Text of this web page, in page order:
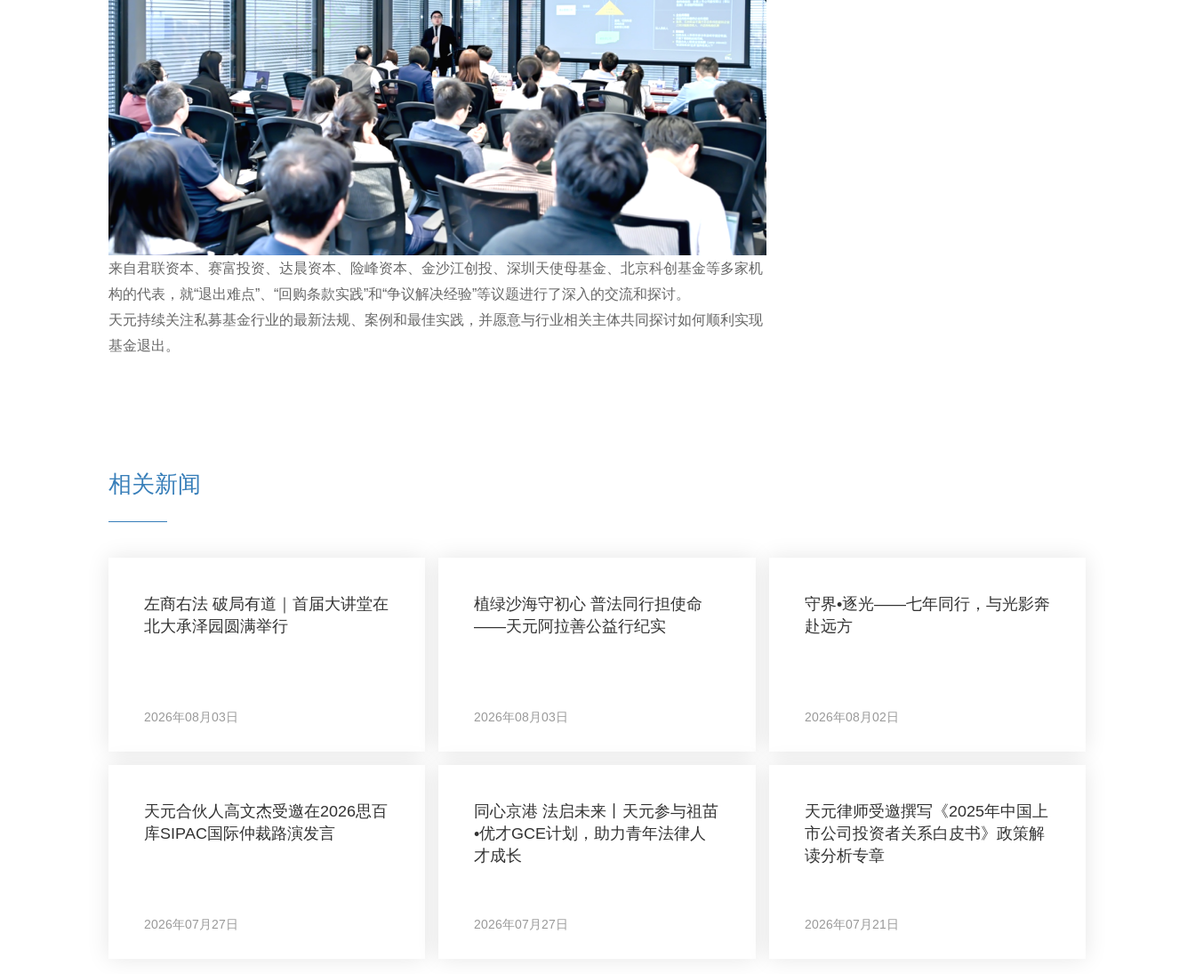
来自君联资本、赛富投资、达晨资本、险峰资本、金沙江创投、深圳天使母基金、北京科创基金等多家机
构的代表，就“退出难点”、“回购条款实践”和“争议解决经验”等议题进行了深入的交流和探讨。
天元持续关注私募基金行业的最新法规、案例和最佳实践，并愿意与行业相关主体共同探讨如何顺利实现
基金退出。
相关新闻
左商右法 破局有道｜首届大讲堂在
北大承泽园圆满举行
2026年08月03日
植绿沙海守初心 普法同行担使命
——天元阿拉善公益行纪实
2026年08月03日
守界•逐光——七年同行，与光影奔
赴远方
2026年08月02日
天元合伙人高文杰受邀在2026思百
库SIPAC国际仲裁路演发言
2026年07月27日
同心京港 法启未来丨天元参与祖苗
•优才GCE计划，助力青年法律人
才成长
2026年07月27日
天元律师受邀撰写《2025年中国上
市公司投资者关系白皮书》政策解
读分析专章
2026年07月21日